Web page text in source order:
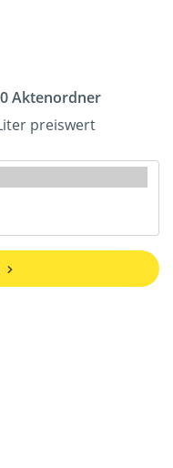
Aktenordner
preiswert